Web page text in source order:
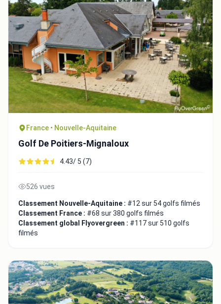
France • Nouvelle-Aquitaine
Golf De Poitiers-Mignaloux
4.43/ 5 (7)
526 vues
Classement Nouvelle-Aquitaine : #12 sur 54 golfs filmés
Classement France : #68 sur 380 golfs filmés
Classement global Flyovergreen : #117 sur 510 golfs
filmés